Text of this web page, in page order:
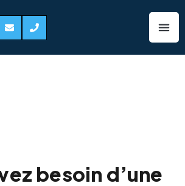
besoin d’une